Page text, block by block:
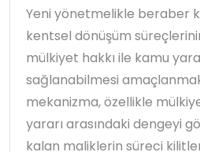
Yeni yönetmelikle beraber
kentsel dönüşüm
mülkiyet hakkı ile kamu
sağlanabilmesi
mekanizma, özellikle
yararı arasındaki dengeyi
kalan maliklerin süreci